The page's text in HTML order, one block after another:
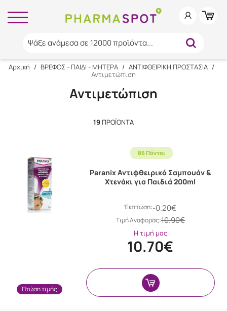
Ψάξε ανάμεσα σε 12000 προϊόντα...
Αρχική / ΒΡΕΦΟΣ - ΠΑΙΔΙ - ΜΗΤΕΡΑ / ΑΝΤΙΦΘΕΙΡΙΚΗ ΠΡΟΣΤΑΣΙΑ /
Αντιμετώπιση
Αντιμετώπιση
19 ΠΡΟΪΌΝΤΑ
86 Πόντοι
Πτώση τιμής
Paranix Αντιφθειρικό Σαμπουάν &
Χτενάκι για Παιδιά 200ml
Έκπτωση:-0.20€
Tιμή Αναφοράς:10.90€
Η τιμή μας
10.70€